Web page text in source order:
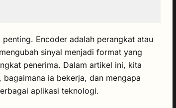
Encoder adalah perangkat atau
sinyal menjadi format yang
penerima. Dalam artikel ini, kita
ia bekerja, dan mengapa
aplikasi teknologi.